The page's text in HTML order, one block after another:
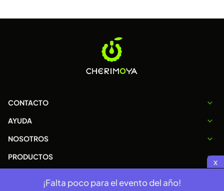
CONTACTO
AYUDA
NOSOTROS
PRODUCTOS
¡Falta poco para el evento del año!
x